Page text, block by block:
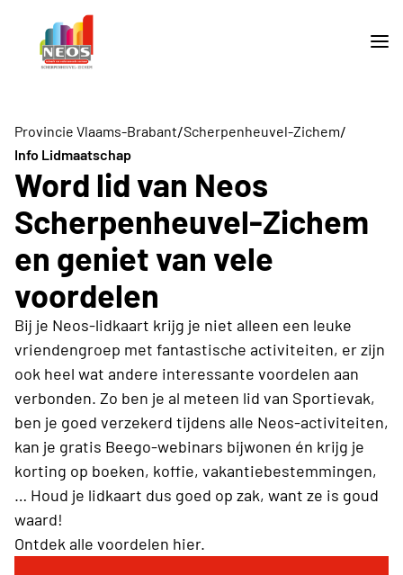
Provincie Vlaams-Brabant/Scherpenheuvel-Zichem/
Info Lidmaatschap
Word lid van Neos
Scherpenheuvel-Zichem
en geniet van vele
voordelen
Bij je Neos-lidkaart krijg je niet alleen een leuke
vriendengroep met fantastische activiteiten, er zijn
ook heel wat andere interessante voordelen aan
verbonden. Zo ben je al meteen lid van Sportievak,
ben je goed verzekerd tijdens alle Neos-activiteiten,
kan je gratis Beego-webinars bijwonen én krijg je
korting op boeken, koffie, vakantiebestemmingen,
… Houd je lidkaart dus goed op zak, want ze is goud
waard!
Ontdek alle voordelen hier.